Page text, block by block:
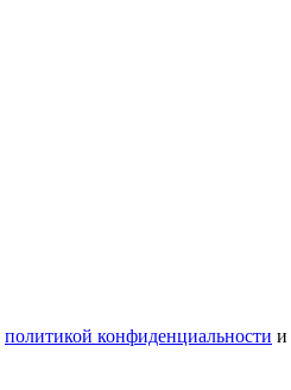
политикой конфиденциальности и